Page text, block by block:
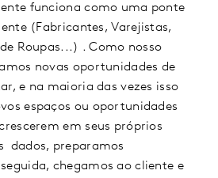
funciona como uma ponte
(Fabricantes, Varejistas,
Roupas...) . Como nosso
novas oportunidades de
e na maioria das vezes isso
espaços ou oportunidades
em seus próprios
dados, preparamos
chegamos ao cliente e